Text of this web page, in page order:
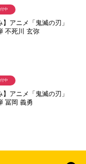
】アニメ「鬼滅の刃」
不死川 玄弥
中
】アニメ「鬼滅の刃」
冨岡 義勇
中